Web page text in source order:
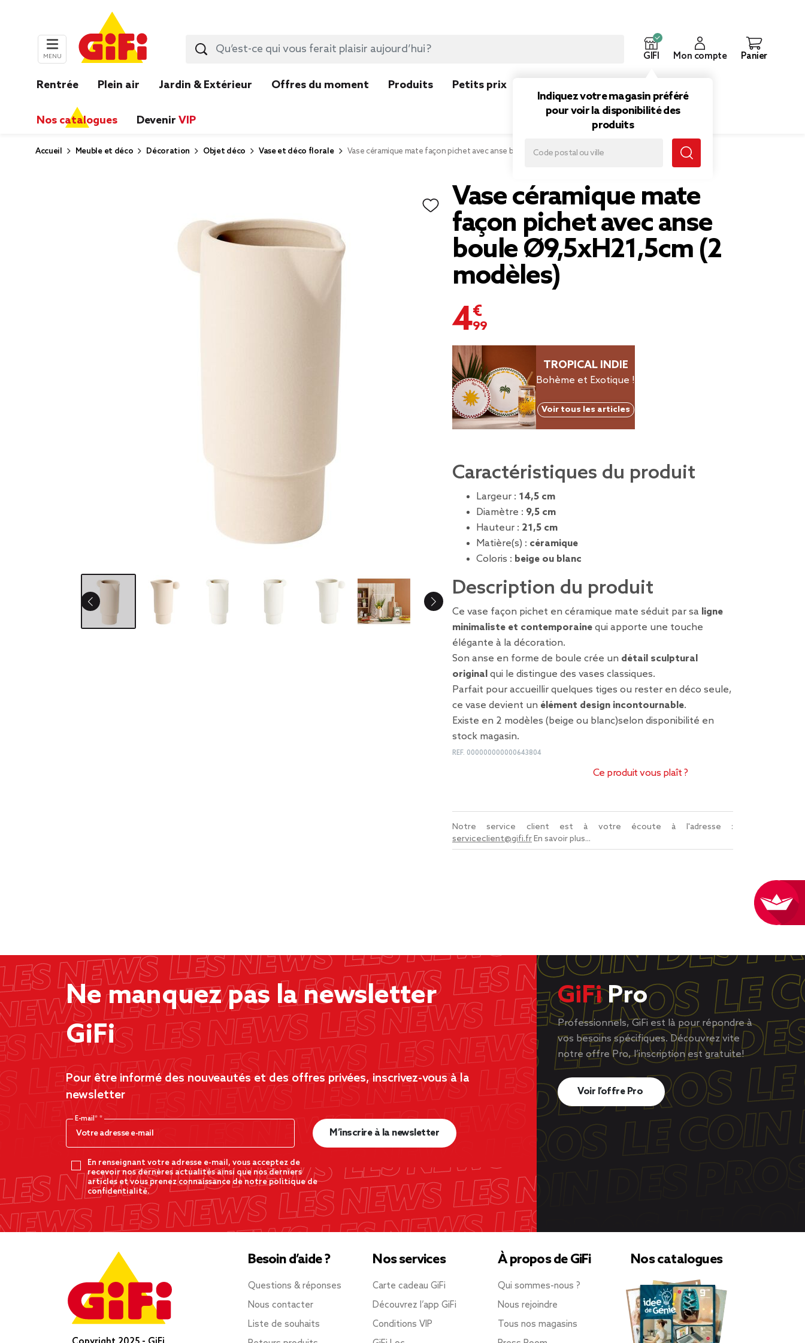
MENU GIFI
Indiquez votre magasin préféré
pour voir la disponibilité des
produits
Mon compte Panier
Rentrée Plein air Jardin & Extérieur Offres du moment Produits Petits prix
Nos catalogues Devenir VIP
Accueil Meuble et déco Décoration Objet déco Vase et déco florale Vase céramique mate façon pichet avec anse boule Ø9,5xH21,5cm (2 modèles)
Vase céramique mate
façon pichet avec anse
boule Ø9,5xH21,5cm (2
modèles)
4,99 €
TROPICAL INDIE
Bohème et Exotique !
Voir tous les articles
Caractéristiques du produit
Largeur : 14,5 cm
Diamètre : 9,5 cm
Hauteur : 21,5 cm
Matière(s) : céramique
Coloris : beige ou blanc
Description du produit
Ce vase façon pichet en céramique mate séduit par sa ligne
minimaliste et contemporaine qui apporte une touche
élégante à la décoration.
Son anse en forme de boule crée un détail sculptural
original qui le distingue des vases classiques.
Parfait pour accueillir quelques tiges ou rester en déco seule,
ce vase devient un élément design incontournable.
Existe en 2 modèles (beige ou blanc)selon disponibilité en
stock magasin.
REF. 000000000000643804
Ce produit vous plaît ?
Notre service client est à votre écoute à l'adresse :
serviceclient@gifi.frEn savoir plus...
Ne manquez pas la newsletter
GiFi
Pour être informé des nouveautés et des offres privées, inscrivez-vous à la
newsletter
E-mail*
En renseignant votre adresse e-mail, vous acceptez de
recevoir nos dernères actualités ainsi que nos derniers
articles et vous prenez connaissance de notre politique de
confidentialité.
M’inscrire à la newsletter
GiFiPro
Professionnels, GiFi est là pour répondre à
vos besoins spécifiques. Découvrez vite
notre offre Pro, l’inscription est gratuite!
Voir l’offre Pro
Besoin d’aide ?
Questions & réponses
Nous contacter
Liste de souhaits
Nos services
Carte cadeau GiFi
Découvrez l’app GiFi
Conditions VIP
À propos de GiFi
Qui sommes-nous ?
Nous rejoindre
Tous nos magasins
Nos catalogues